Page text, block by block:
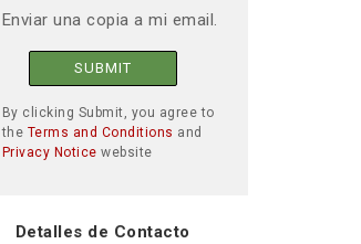
Enviar una copia a mi email.
SUBMIT
By clicking Submit, you agree to
the Terms and Conditions and
Privacy Notice website
Detalles de Contacto